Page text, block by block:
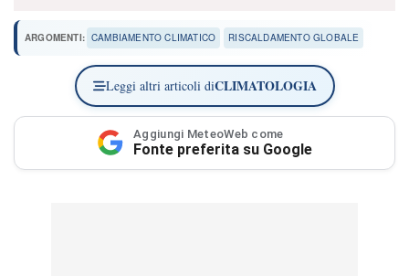
ARGOMENTI: CAMBIAMENTO CLIMATICO RISCALDAMENTO GLOBALE
Leggi altri articoli diCLIMATOLOGIA
Aggiungi MeteoWeb come
Fonte preferita su Google